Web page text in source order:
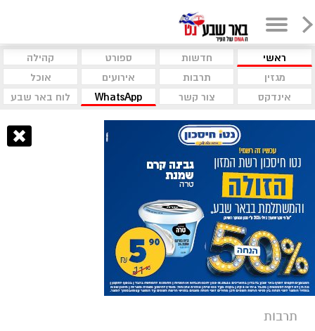
ראשי חדשות ספורט
קהילה
מגזין
תרבות אירועים
אוכל
אינדקס
צור קשר WhatsApp לוח באר שבע
תרבות